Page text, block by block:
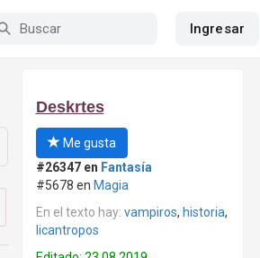
Ingresar
Deskrtes
Me gusta
#26347 en Fantasía
#5678 en Magia
En el texto hay: vampiros, historia,
licantropos